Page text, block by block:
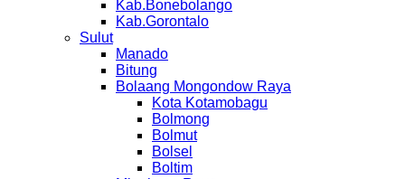
Kab.Bonebolango
Kab.Gorontalo
Sulut
Manado
Bitung
Bolaang Mongondow Raya
Kota Kotamobagu
Bolmong
Bolmut
Bolsel
Boltim